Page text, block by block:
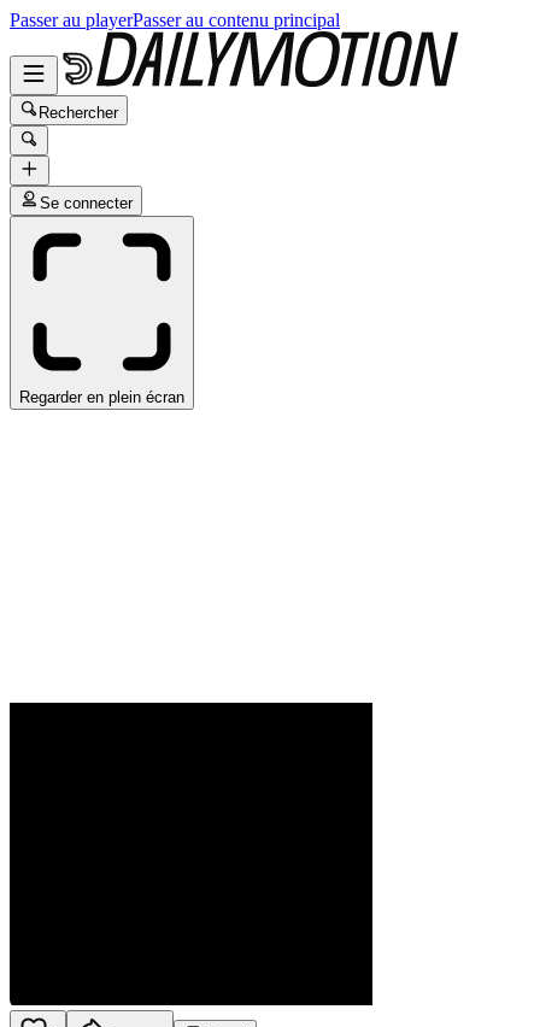
Passer au playerPasser au contenu principal
Rechercher
Se connecter
Regarder en plein écran